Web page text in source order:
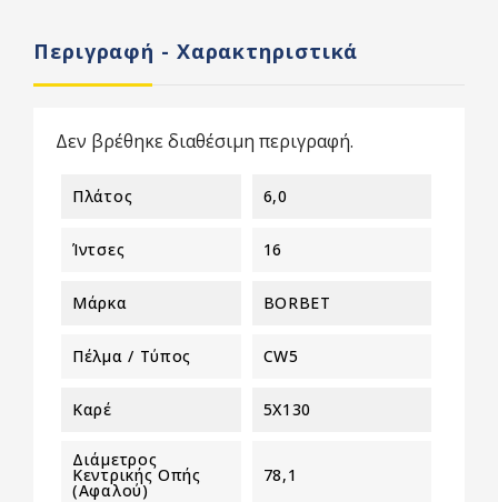
Περιγραφή - Χαρακτηριστικά
Δεν βρέθηκε διαθέσιμη περιγραφή.
Πλάτος 6,0
Ίντσες 16
Μάρκα BORBET
Πέλμα / Τύπος CW5
Καρέ 5X130
Διάμετρος
Κεντρικής Οπής
(αφαλού)
78,1